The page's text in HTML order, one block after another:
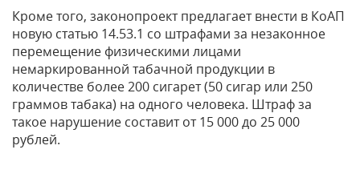
Кроме того, законопроект предлагает внести в КоАП
новую статью 14.53.1 со штрафами за незаконное
перемещение физическими лицами
немаркированной табачной продукции в
количестве более 200 сигарет (50 сигар или 250
граммов табака) на одного человека. Штраф за
такое нарушение составит от 15 000 до 25 000
рублей.